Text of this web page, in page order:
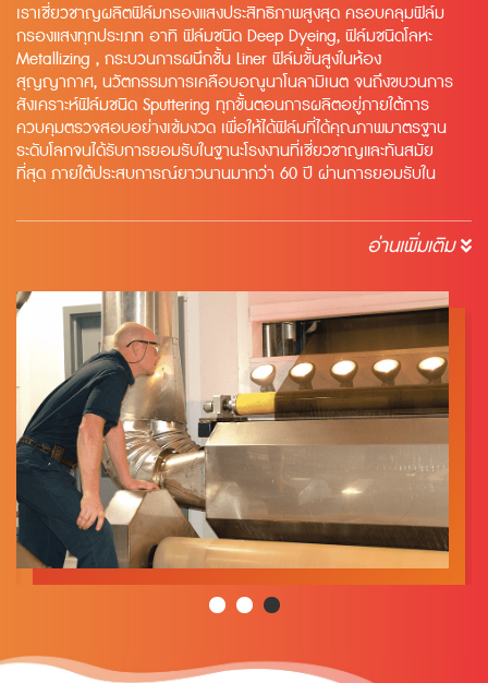
เราเชี่ยวชาญผลิตฟิล์มกรองแสงประสิทธิภาพสูงสุด ครอบคลุมฟิล์ม
กรองแสงทุกประเภท อาทิ ฟิล์มชนิด Deep Dyeing, ฟิล์มชนิดโลหะ
Metallizing , กระบวนการผนึกชั้น Liner ฟิล์มขั้นสูงในห้อง
สุญญากาศ, นวัตกรรมการเคลือบอณูนาโนลามิเนต จนถึงขบวนการ
สังเคราะห์ฟิล์มชนิด Sputtering ทุกขั้นตอนการผลิตอยู่ภายใต้การ
ควบคุมตรวจสอบอย่างเข้มงวด เพื่อให้ได้ฟิล์มที่ได้คุณภาพมาตรฐาน
ระดับโลกจนได้รับการยอมรับในฐานะโรงงานที่เชี่ยวชาญและทันสมัย
ที่สุด ภายใต้ประสบการณ์ยาวนานมากว่า 60 ปี ผ่านการยอมรับใน
EWFA, NAESCO, AIMCAL, ASHRAE, The Skin Cancer Foundation
อ่านเพิ่มเติม